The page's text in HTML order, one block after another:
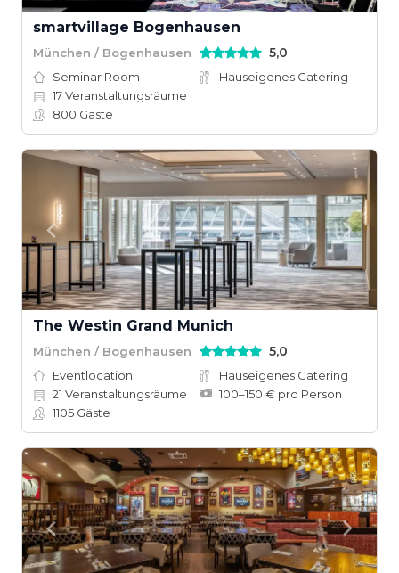
smartvillage Bogenhausen
München / Bogenhausen 5,0
Seminar Room
Hauseigenes Catering
17Veranstaltungsräume
800 Gäste
The Westin Grand Munich
München / Bogenhausen 5,0
Eventlocation
Hauseigenes Catering
21 Veranstaltungsräume
100–150 € pro Person
1105 Gäste